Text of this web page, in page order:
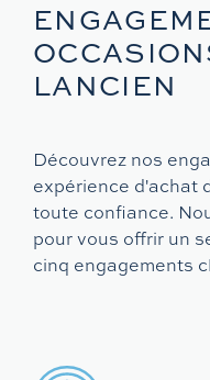
LANCIEN
Découvrez nos
expérience d'achat
toute confiance.
pour vous offrir un
cinq engagements